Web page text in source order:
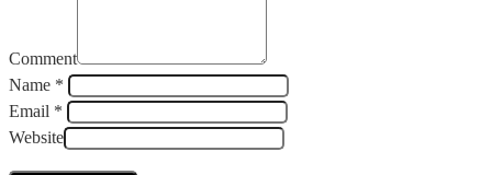
Comment
Name *
Email *
Website